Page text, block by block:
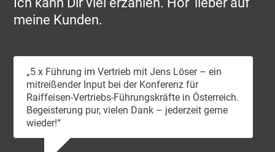
meine Kunden.
„5 x Führung im Vertrieb mit Jens Löser – ein
mitreißender Input bei der Konferenz für
Raiffeisen-Vertriebs-Führungskräfte in Österreich.
Begeisterung pur, vielen Dank – jederzeit gerne
wieder!“